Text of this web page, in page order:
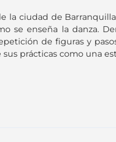
la ciudad de
se enseña la danza.
de figuras y
prácticas como una